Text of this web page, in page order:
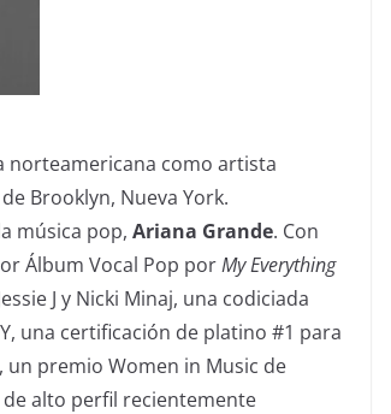
norteamericana como artista
Brooklyn, Nueva York.
música pop, Ariana Grande. Con
Álbum Vocal Pop porMy Everything
J y Nicki Minaj, una codiciada
una certificación de platino #1 para
un premio Women in Music de
alto perfil recientemente